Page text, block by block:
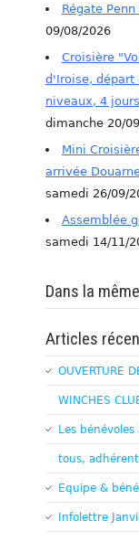
Régate
09/08/2026
Croisière
d'Iroise, départ
niveaux, 4
dimanche 20/
Mini
arrivée
samedi 26/09/
Assemblée
samedi 14/11/
Dans la
Articles
OUVERTURE
WINCHES
Les
tous,
Equipe &
Infolettre